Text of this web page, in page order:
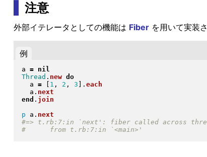
注意
外部イテレータとしての機能は Fiberを用いて実装
例
a =
nil
Thread . new do
  a
= 1 , 2 , 3 . each
  a
. next
end . join
p a . next